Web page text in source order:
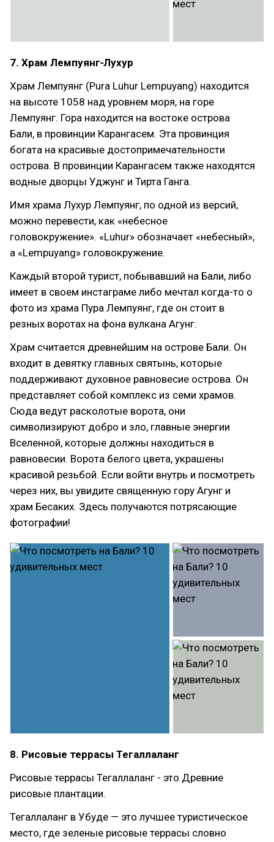
7. Храм Лемпуянг‑Лухур
Храм Лемпуянг (Pura Luhur Lempuyang) находится
на высоте 1058 над уровнем моря, на горе
Лемпуянг. Гора находится на востоке острова
Бали, в провинции Карангасем. Эта провинция
богата на красивые достопримечательности
острова. В провинции Карангасем также находятся
водные дворцы Уджунг и Тирта Ганга.
Имя храма Лухур Лемпуянг, по одной из версий,
можно перевести, как «небесное
головокружение». «Luhur» обозначает «небесный»,
а «Lempuyang» головокружение.
Каждый второй турист, побывавший на Бали, либо
имеет в своем инстаграме либо мечтал когда-то о
фото из храма Пура Лемпуянг, где он стоит в
резных воротах на фона вулкана Агунг.
Храм считается древнейшим на острове Бали. Он
входит в девятку главных святынь, которые
поддерживают духовное равновесие острова. Он
представляет собой комплекс из семи храмов.
Сюда ведут расколотые ворота, они
символизируют добро и зло, главные энергии
Вселенной, которые должны находиться в
равновесии. Ворота белого цвета, украшены
красивой резьбой. Если войти внутрь и посмотреть
через них, вы увидите священную гору Агунг и
храм Бесаких. Здесь получаются потрясающие
фотографии!
8. Рисовые террасы Тегаллаланг
Рисовые террасы Тегаллаланг - это Древние
рисовые плантации.
Тегаллаланг в Убуде — это лучшее туристическое
место, где зеленые рисовые террасы словно